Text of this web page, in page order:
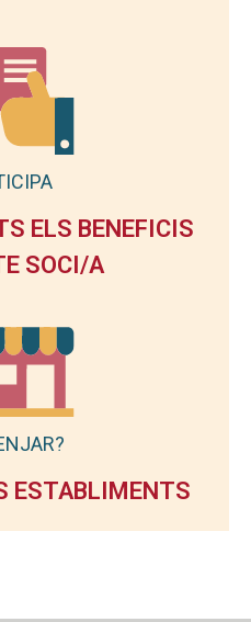
ELS BENEFICIS
SOCI/A
ESTABLIMENTS